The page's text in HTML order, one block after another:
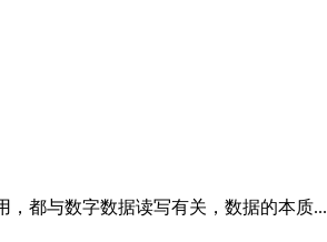
都与数字数据读写有关，数据的本质...